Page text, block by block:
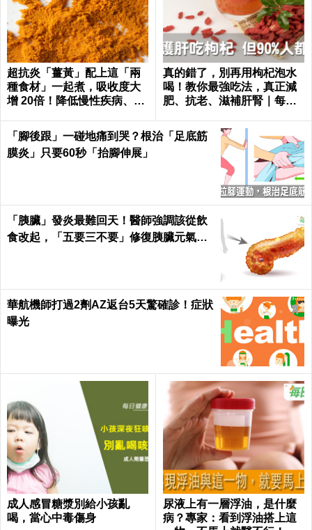
超抗炎「薑黃」配上這「兩
種食材」一起煮，吸收度大
增 20倍！降低慢性疾病、癌
真的錯了，別再用枸杞泡水
喝！教你最強吃法，真正減
肥、抗老、滋補肝腎｜每日
「腳後跟」一碰地痛到哭？根治「足底筋
膜炎」只要60秒「抬腳伸展」
「胰臟」發炎最難回天！醫師強調該從飲
食改起，「五要三不要」修復胰臟元氣｜
華航機師打過2劑AZ返台5天驚確診！症狀
曝光
成人感冒糖漿別給小孩亂
喝，當心中毒傷身
尿液上有一層浮油，是什麼
病？專家：看到浮油搭上這